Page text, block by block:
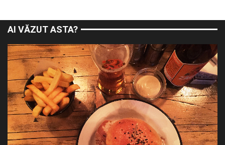
AI VĂZUT ASTA?